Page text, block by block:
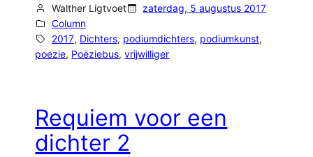
Walther Ligtvoet
zaterdag, 5 augustus 2017
Column
2017, Dichters, podiumdichters, podiumkunst,
poezie, Poëziebus, vrijwilliger
Requiem voor een
dichter 2